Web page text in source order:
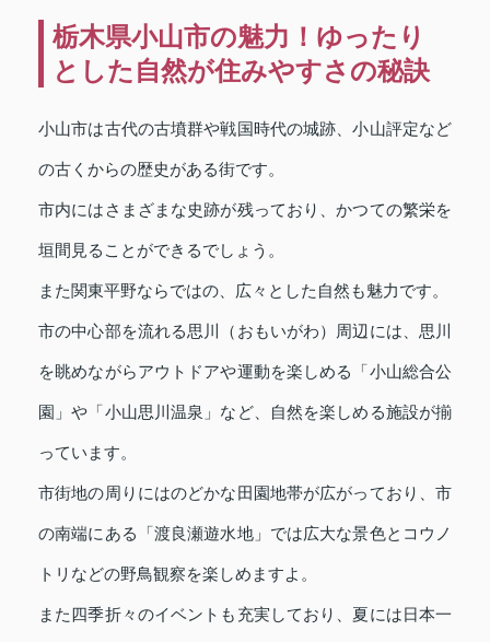
栃木県小山市の魅力！ゆったり
とした自然が住みやすさの秘訣
小山市は古代の古墳群や戦国時代の城跡、小山評定など
の古くからの歴史がある街です。
市内にはさまざまな史跡が残っており、かつての繁栄を
垣間見ることができるでしょう。
また関東平野ならではの、広々とした自然も魅力です。
市の中心部を流れる思川（おもいがわ）周辺には、思川
を眺めながらアウトドアや運動を楽しめる「小山総合公
園」や「小山思川温泉」など、自然を楽しめる施設が揃
っています。
市街地の周りにはのどかな田園地帯が広がっており、市
の南端にある「渡良瀬遊水地」では広大な景色とコウノ
トリなどの野鳥観察を楽しめますよ。
また四季折々のイベントも充実しており、夏には日本一